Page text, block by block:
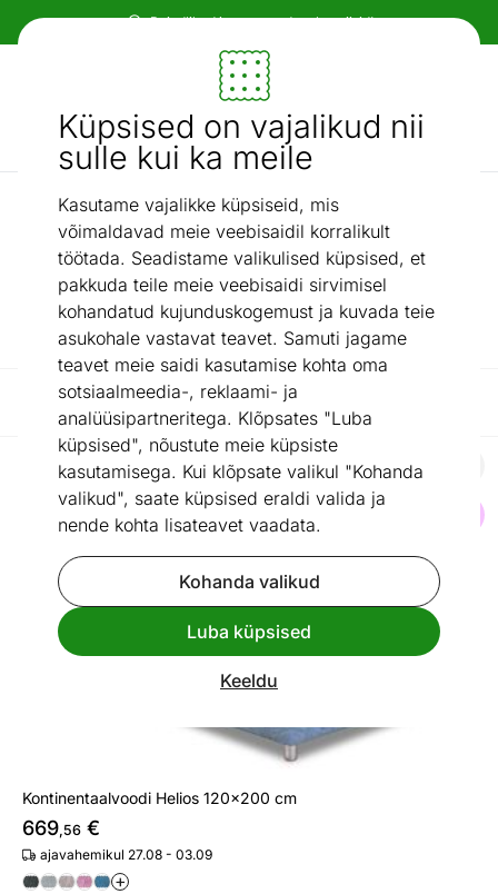
Küpsised on vajalikud nii
sulle kui ka meile
Kasutame vajalikke küpsiseid, mis
võimaldavad meie veebisaidil korralikult
töötada. Seadistame valikulised küpsised, et
pakkuda teile meie veebisaidi sirvimisel
kohandatud kujunduskogemust ja kuvada teie
asukohale vastavat teavet. Samuti jagame
teavet meie saidi kasutamise kohta oma
sotsiaalmeedia-, reklaami- ja
analüüsipartneritega. Klõpsates "Luba
küpsised", nõustute meie küpsiste
kasutamisega. Kui klõpsate valikul "Kohanda
valikud", saate küpsised eraldi valida ja
nende kohta lisateavet vaadata.
Kohanda valikud
Luba küpsised
Keeldu
Tasuta transport!
Mööbel ja sisustus - ON24
Otsi...
AI otsing
Kaubamärgid / Hypnos
Hypnos
Üle 25 aasta kogemusi.||Toodetud Eestis.
Filtreeri / Reasta
Kontinentaalvoodi Helios 120x200 cm
Kontinentaalvoodi Helios 120x200 cm
669,56 €
ajavahemikul 27.08 - 03.09
+